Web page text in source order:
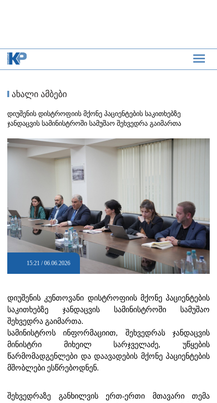
ახალი ამბები
დიუშენის დისტროფიის მქონე პაციენტების საკითხებზე
ჯანდაცვის სამინისტროში სამუშაო შეხვედრა გაიმართა
15:21 / 06.06.2026
დიუშენის კუნთოვანი დისტროფიის მქონე პაციენტების
საკითხებზე ჯანდაცვის სამინისტროში სამუშაო
შეხვედრა გაიმართა.
სამინისტროს ინფორმაციით, შეხვედრას ჯანდაცვის
მინისტრი მიხეილ სარჯველაძე, უწყების
წარმომადგენლები და დაავადების მქონე პაციენტების
მშობლები ესწრებოდნენ.
შეხვედრაზე განხილვის ერთ-ერთი მთავარი თემა